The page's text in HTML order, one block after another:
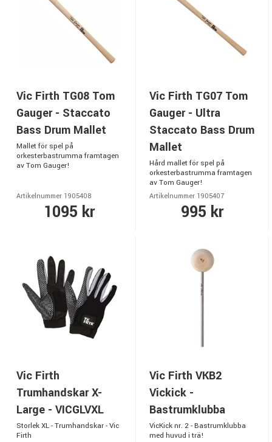
Vic Firth TG08 Tom
Gauger - Staccato
Bass Drum Mallet
Mallet för spel på
orkesterbastrumma framtagen
av Tom Gauger!
Artikelnummer 1905408
1095 kr
Vic Firth TG07 Tom
Gauger - Ultra
Staccato Bass Drum
Mallet
Hård mallet för spel på
orkesterbastrumma framtagen
av Tom Gauger!
Artikelnummer 1905407
995 kr
Vic Firth
Trumhandskar X-
Large - VICGLVXL
Storlek XL - Trumhandskar - Vic
Firth
Vic Firth VKB2
Vickick -
Bastrumklubba
VicKick nr. 2 - Bastrumklubba
med huvud i trä!